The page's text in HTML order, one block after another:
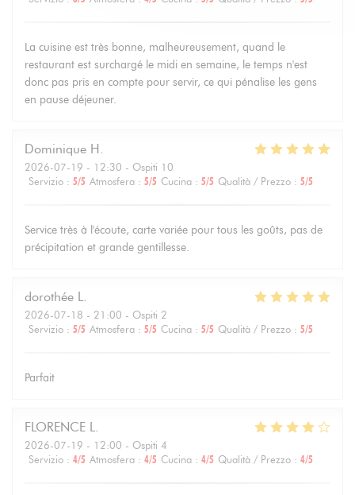
La cuisine est très bonne, malheureusement, quand le
restaurant est surchargé le midi en semaine, le temps n'est
donc pas pris en compte pour servir, ce qui pénalise les gens
en pause déjeuner.
Dominique H
2026-07-19 - 12:30 - Ospiti 10
Servizio : 5/5 Atmosfera : 5/5 Cucina : 5/5 Qualità / Prezzo : 5/5
Service très à l'écoute, carte variée pour tous les goûts, pas de
précipitation et grande gentillesse.
dorothée L
2026-07-18 - 21:00 - Ospiti 2
Servizio : 5/5 Atmosfera : 5/5 Cucina : 5/5 Qualità / Prezzo : 5/5
Parfait
FLORENCE L
2026-07-19 - 12:00 - Ospiti 4
Servizio : 4/5 Atmosfera : 4/5 Cucina : 4/5 Qualità / Prezzo : 4/5